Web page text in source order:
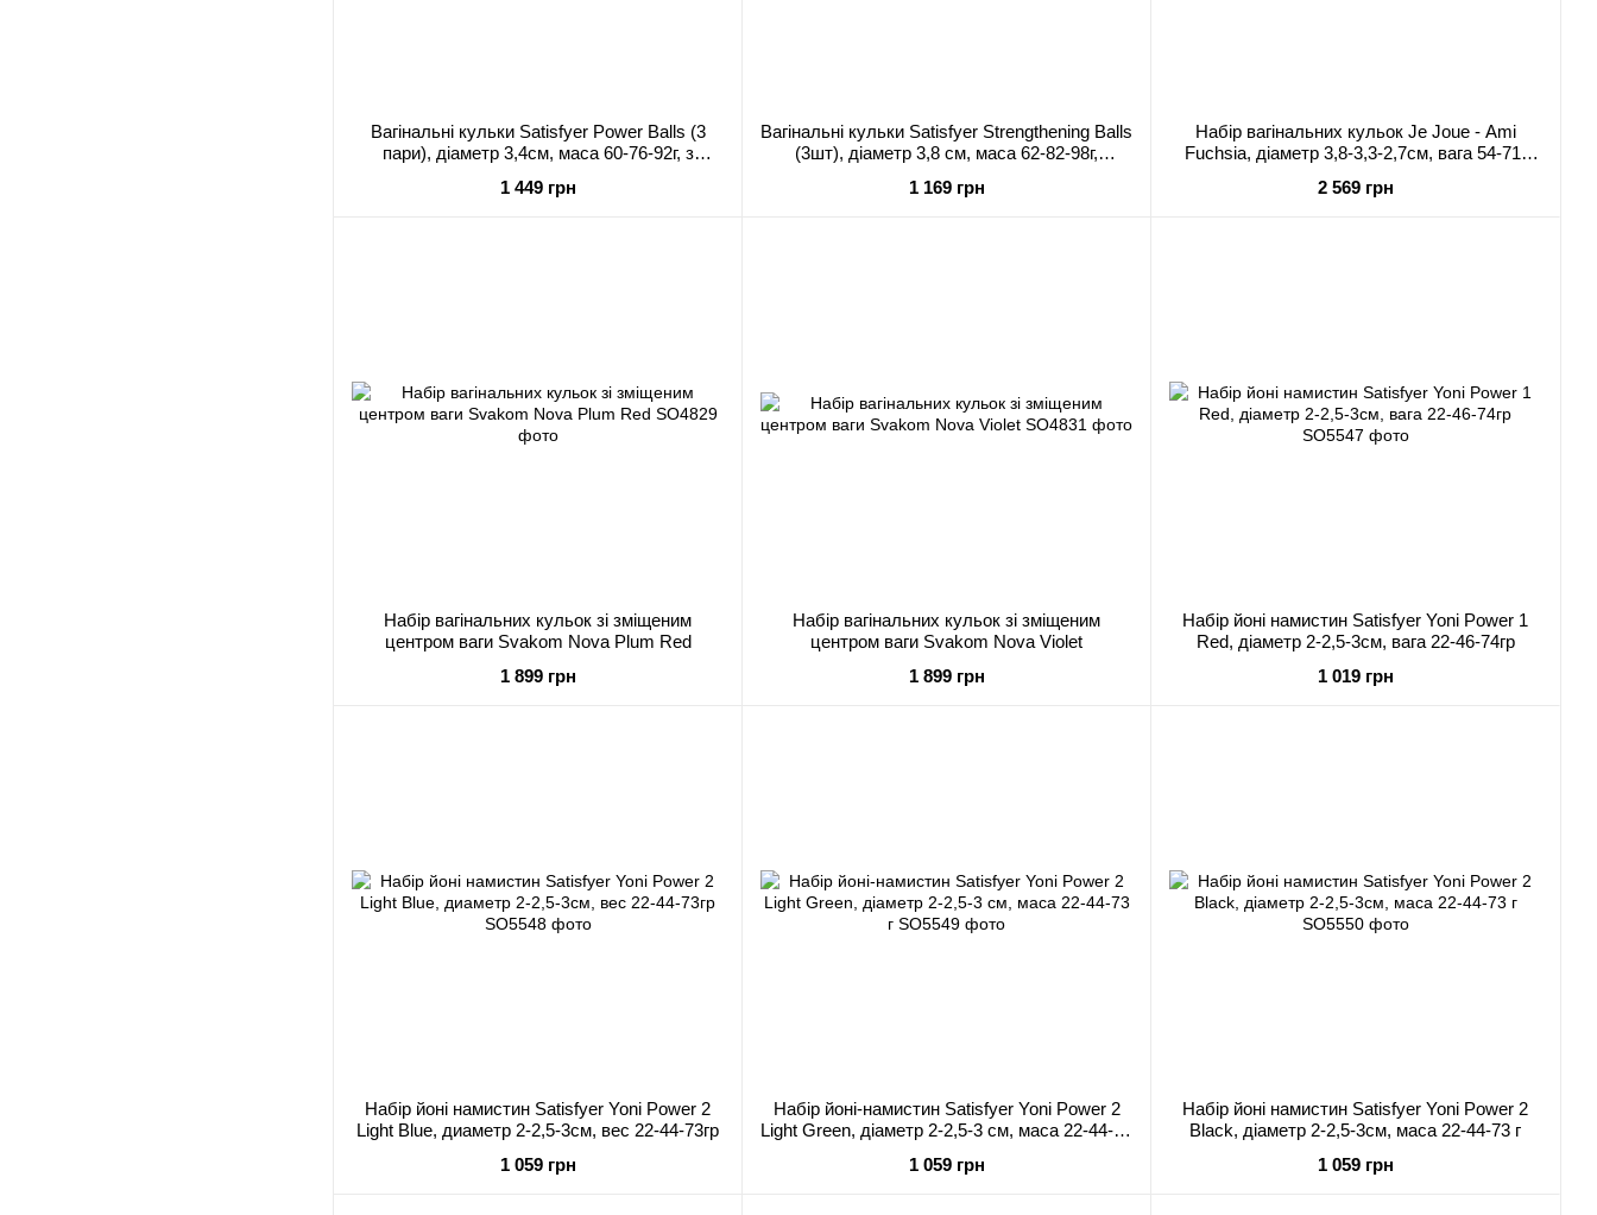
Вагінальні кульки Satisfyer Power Balls (3
пари), діаметр 3,4см, маса 60-76-92г, з
1 449 грн
Вагінальні кульки Satisfyer Strengthening Balls
(3шт), діаметр 3,8 см, маса 62-82-98г,
1 169 грн
Набір вагінальних кульок Je Joue - Ami
Fuchsia, діаметр 3,8-3,3-2,7см, вага 54-71-
2 569 грн
Набір вагінальних кульок зі зміщеним
центром ваги Svakom Nova Plum Red
1 899 грн
Набір вагінальних кульок зі зміщеним
центром ваги Svakom Nova Violet
1 899 грн
Набір йоні намистин Satisfyer Yoni Power 1
Red, діаметр 2-2,5-3см, вага 22-46-74гр
1 019 грн
Набір йоні намистин Satisfyer Yoni Power 2
Light Blue, диаметр 2-2,5-3см, вес 22-44-73гр
1 059 грн
Набір йоні-намистин Satisfyer Yoni Power 2
Light Green, діаметр 2-2,5-3 см, маса 22-44-73
1 059 грн
Набір йоні намистин Satisfyer Yoni Power 2
Black, діаметр 2-2,5-3см, маса 22-44-73 г
1 059 грн